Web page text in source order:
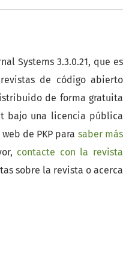
Systems 3.3.0.21, que es
de código abierto
de forma gratuita
bajo una licencia pública
de PKP para saber más
contacte con la revista
sobre la revista o acerca